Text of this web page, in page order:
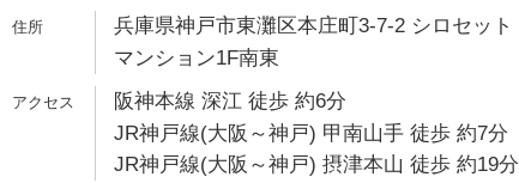
兵庫県神戸市東灘区本庄町3-7-2 シロセット
マンション1F南東
阪神本線 深江 徒歩 約6分
JR神戸線(大阪～神戸) 甲南山手 徒歩 約7分
JR神戸線(大阪～神戸) 摂津本山 徒歩 約19分